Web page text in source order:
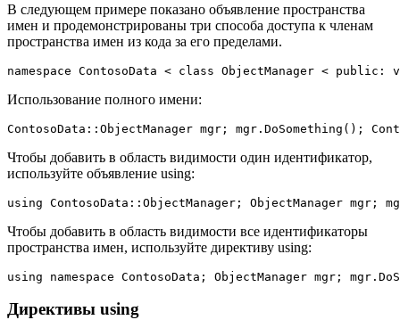
В следующем примере показано объявление пространства
имен и продемонстрированы три способа доступа к членам
пространства имен из кода за его пределами.
namespace ContosoData < class ObjectManager <
Использование полного имени:
ContosoData::ObjectManager mgr; mgr.DoSomething();
Чтобы добавить в область видимости один идентификатор,
используйте объявление using:
using ContosoData::ObjectManager; ObjectManager mgr;
Чтобы добавить в область видимости все идентификаторы
пространства имен, используйте директиву using:
using namespace ContosoData; ObjectManager mgr;
Директивы using